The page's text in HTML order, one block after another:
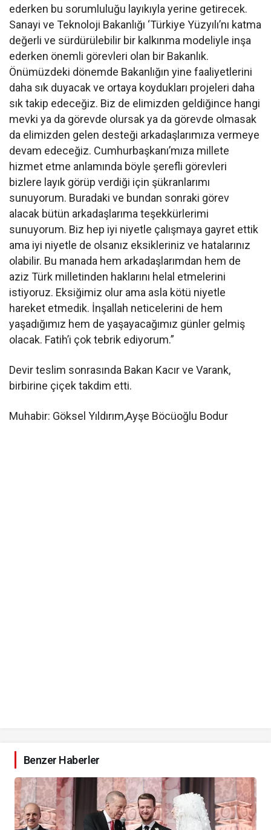
ederken bu sorumluluğu layıkıyla yerine getirecek.
Sanayi ve Teknoloji Bakanlığı ‘Türkiye Yüzyılı’nı katma
değerli ve sürdürülebilir bir kalkınma modeliyle inşa
ederken önemli görevleri olan bir Bakanlık.
Önümüzdeki dönemde Bakanlığın yine faaliyetlerini
daha sık duyacak ve ortaya koydukları projeleri daha
sık takip edeceğiz. Biz de elimizden geldiğince hangi
mevki ya da görevde olursak ya da görevde olmasak
da elimizden gelen desteği arkadaşlarımıza vermeye
devam edeceğiz. Cumhurbaşkanı’mıza millete
hizmet etme anlamında böyle şerefli görevleri
bizlere layık görüp verdiği için şükranlarımı
sunuyorum. Buradaki ve bundan sonraki görev
alacak bütün arkadaşlarıma teşekkürlerimi
sunuyorum. Biz hep iyi niyetle çalışmaya gayret ettik
ama iyi niyetle de olsanız eksikleriniz ve hatalarınız
olabilir. Bu manada hem arkadaşlarımdan hem de
aziz Türk milletinden haklarını helal etmelerini
istiyoruz. Eksiğimiz olur ama asla kötü niyetle
hareket etmedik. İnşallah neticelerini de hem
yaşadığımız hem de yaşayacağımız günler gelmiş
olacak. Fatih’i çok tebrik ediyorum.”
Devir teslim sonrasında Bakan Kacır ve Varank,
birbirine çiçek takdim etti.
Muhabir: Göksel Yıldırım,Ayşe Böcüoğlu Bodur
Benzer Haberler